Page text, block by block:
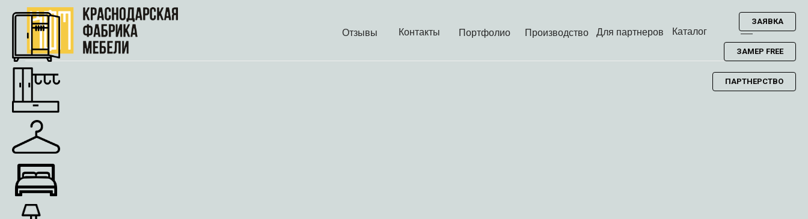
Портфолио
Отзывы Контакты Каталог
Производство Для партнеров
ПАРТНЕРСТВО
ЗАЯВКА
ЗАМЕР FREE